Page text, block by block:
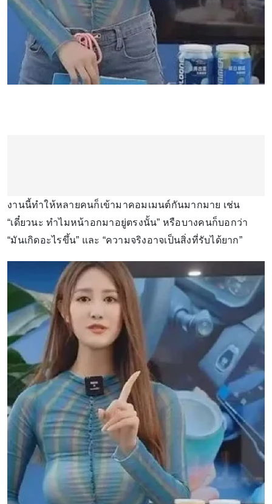
งานนี้ทำให้หลายคนก็เข้ามาคอมเมนต์กันมากมาย เช่น
“เดี๋ยวนะ ทำไมหน้าอกมาอยู่ตรงนั้น” หรือบางคนก็บอกว่า
“มันเกิดอะไรขึ้น” และ “ความจริงอาจเป็นสิ่งที่รับได้ยาก”